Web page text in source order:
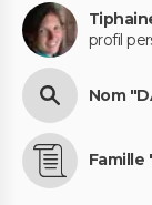
profil
Nom
Famille